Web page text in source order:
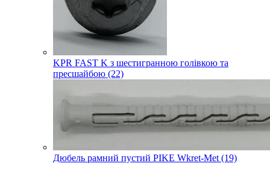
KPR FAST K з шестигранною голівкою та
пресшайбою (22)
Дюбель рамний пустий PIKE Wkret-Met (19)